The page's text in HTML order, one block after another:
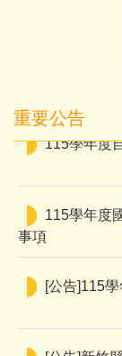
重要公告
115學年度
事項
[公告]115
[公告]新竹
新生編班名單